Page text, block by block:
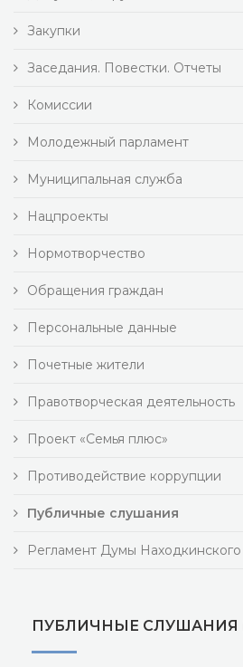
Закупки
Заседания. Повестки. Отчеты
Комиссии
Молодежный парламент
Муниципальная служба
Нацпроекты
Нормотворчество
Обращения граждан
Персональные данные
Почетные жители
Правотворческая деятельность
Проект «Семья плюс»
Противодействие коррупции
Публичные слушания
Регламент Думы Находкинского
ПУБЛИЧНЫЕ СЛУШАНИЯ